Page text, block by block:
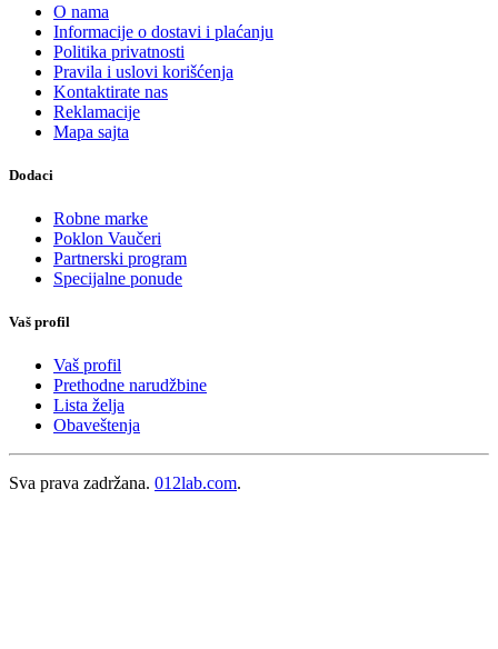
O nama
Informacije o dostavi i plaćanju
Politika privatnosti
Pravila i uslovi korišćenja
Kontaktirate nas
Reklamacije
Mapa sajta
Dodaci
Robne marke
Poklon Vaučeri
Partnerski program
Specijalne ponude
Vaš profil
Vaš profil
Prethodne narudžbine
Lista želja
Obaveštenja
Sva prava zadržana. 012lab.com.